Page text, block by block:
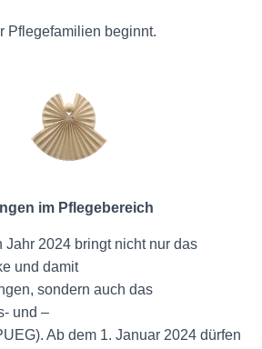
Pflegefamilien beginnt.
im Pflegebereich
Jahr 2024 bringt nicht nur das
und damit
sondern auch das
und –
Ab dem 1. Januar 2024 dürfen